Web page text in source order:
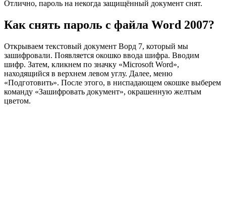
Отлично, пароль на некогда защищённый документ снят.
Как снять пароль с файла Word 2007?
Открываем текстовый документ Ворд 7, который мы
зашифровали. Появляется окошко ввода шифра. Вводим
шифр. Затем, кликнем по значку «Microsoft Word»,
находящийся в верхнем левом углу. Далее, меню
«Подготовить». После этого, в ниспадающем окошке выберем
команду «Зашифровать документ», окрашенную желтым
цветом.